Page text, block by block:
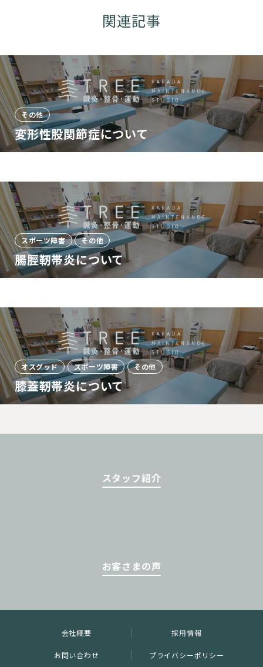
関連記事
その他
変形性股関節症について
スポーツ障害 その他
腸脛靭帯炎について
オスグッド スポーツ障害 その他
膝蓋靭帯炎について
スタッフ紹介
お客さまの声
会社概要 採用情報
お問い合わせ プライバシーポリシー